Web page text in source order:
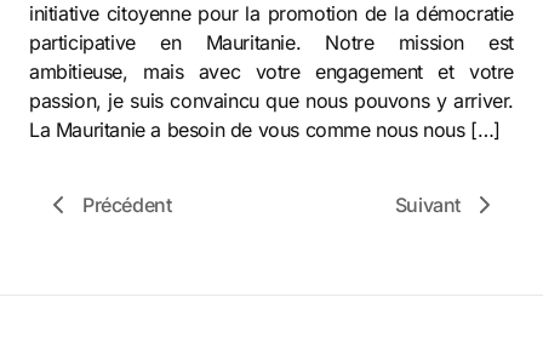
initiative citoyenne pour la promotion de la démocratie
participative en Mauritanie. Notre mission est
ambitieuse, mais avec votre engagement et votre
passion, je suis convaincu que nous pouvons y arriver.
La Mauritanie a besoin de vous comme nous nous […]
Précédent Suivant